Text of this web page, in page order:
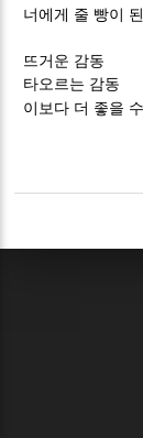
너에게 줄 빵이
뜨거운 감동
타오르는 감동
이보다 더 좋을